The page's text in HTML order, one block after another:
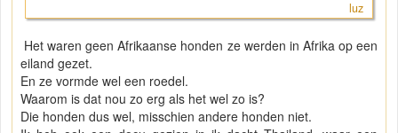
luz
Het waren geen Afrikaanse honden ze werden in Afrika op een
eiland gezet.
En ze vormde wel een roedel.
Waarom is dat nou zo erg als het wel zo is?
Die honden dus wel, misschien andere honden niet.